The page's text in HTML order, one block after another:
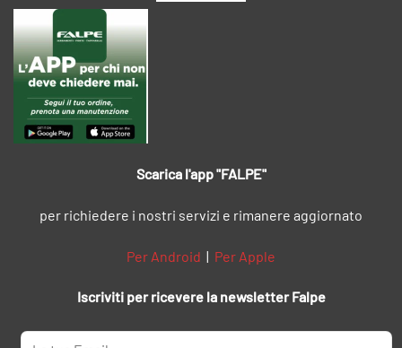
Scarica l'app "FALPE"
per richiedere i nostri servizi e rimanere aggiornato
Per Android | Per Apple
Iscriviti per ricevere la newsletter Falpe